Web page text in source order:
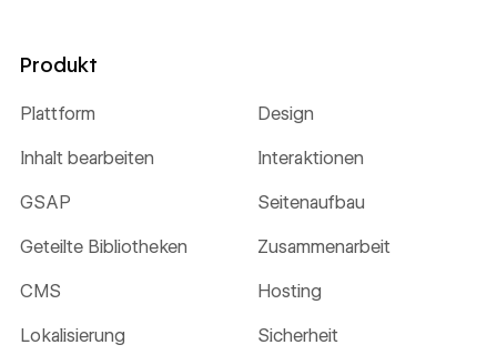
Produkt
Plattform Design
Inhalt bearbeiten Interaktionen
GSAP Seitenaufbau
Geteilte Bibliotheken Zusammenarbeit
CMS Hosting
Lokalisierung Sicherheit